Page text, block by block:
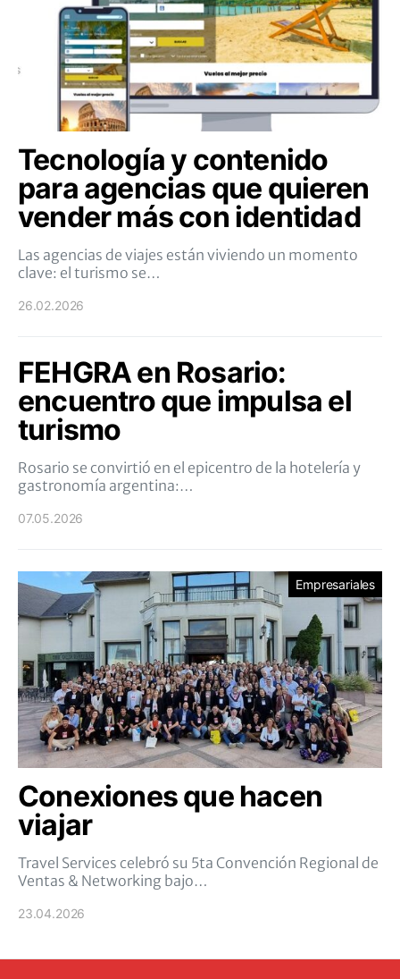
Tecnología y contenido
para agencias que quieren
vender más con identidad
Las agencias de viajes están viviendo un momento
clave: el turismo se…
26.02.2026
FEHGRA en Rosario:
encuentro que impulsa el
turismo
Rosario se convirtió en el epicentro de la hotelería y
gastronomía argentina:…
07.05.2026
Empresariales
Conexiones que hacen
viajar
Travel Services celebró su 5ta Convención Regional de
Ventas & Networking bajo…
23.04.2026